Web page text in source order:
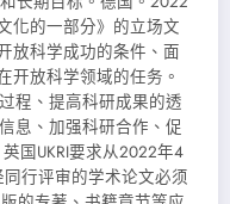
化的一部分》的立场文
放科学成功的条件、面
开放科学领域的任务。
程、提高科研成果的透
息、加强科研合作、促
国UKRI要求从2022年4
同行评审的学术论文必须